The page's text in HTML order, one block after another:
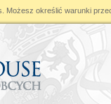
in /home/
. Możesz określić warunki